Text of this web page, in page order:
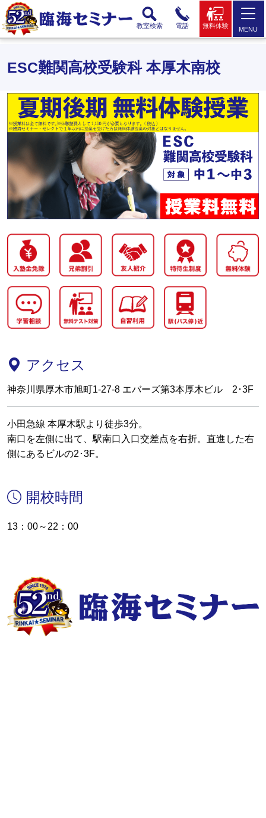
教室検索 電話 無料体験 MENU
ESC難関高校受験科 本厚木南校
アクセス
神奈川県厚木市旭町1-27-8 エバーズ第3本厚木ビル 2･3F
小田急線 本厚木駅より徒歩3分。
南口を左側に出て、駅南口入口交差点を右折。直進した右
側にあるビルの2･3F。
開校時間
13：00～22：00